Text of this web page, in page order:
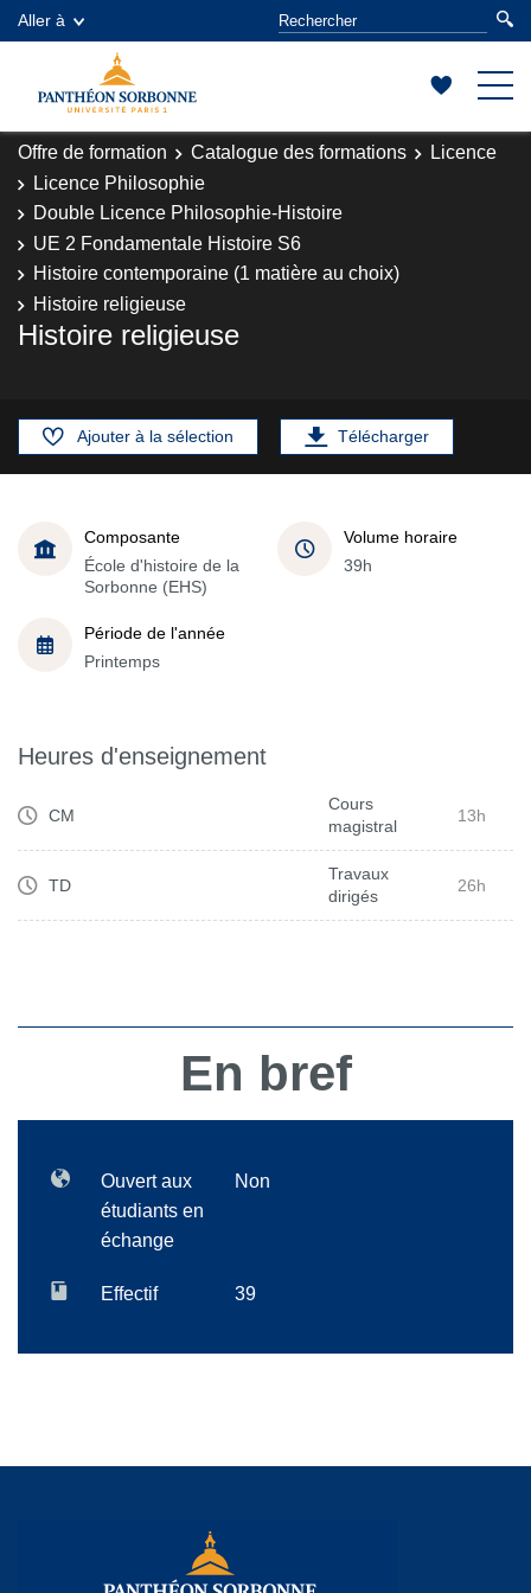
Aller à
Offre de formation Catalogue des formations
Licence
Licence Philosophie
Double Licence Philosophie-Histoire
UE 2 Fondamentale Histoire S6
Histoire contemporaine (1 matière au choix)
Histoire religieuse
Histoire religieuse
Ajouter à la sélection Télécharger
Composante
École d'histoire de la
Sorbonne (EHS)
Volume horaire
39h
Période de l'année
Printemps
Heures d'enseignement
CM
Cours
magistral
13h
TD
Travaux
dirigés
26h
En bref
Ouvert aux
étudiants en
échange
Non
Effectif 39